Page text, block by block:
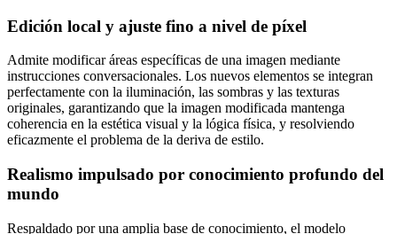
Edición local y ajuste fino a nivel de píxel
Admite modificar áreas específicas de una imagen mediante
instrucciones conversacionales. Los nuevos elementos se integran
perfectamente con la iluminación, las sombras y las texturas
originales, garantizando que la imagen modificada mantenga
coherencia en la estética visual y la lógica física, y resolviendo
eficazmente el problema de la deriva de estilo.
Realismo impulsado por conocimiento profundo del
mundo
Respaldado por una amplia base de conocimiento, el modelo